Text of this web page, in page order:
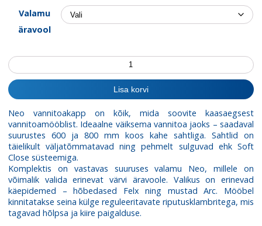
Valamu
äravool
Valamukapp
Neo
800
kogus
Lisa korvi
Neo vannitoakapp on kõik, mida soovite kaasaegsest
vannitoamööblist. Ideaalne väiksema vannitoa jaoks – saadaval
suurustes 600 ja 800 mm koos kahe sahtliga. Sahtlid on
täielikult väljatõmmatavad ning pehmelt sulguvad ehk Soft
Close süsteemiga.
Komplektis on vastavas suuruses valamu Neo, millele on
võimalik valida erinevat värvi äravoole. Valikus on erinevad
käepidemed – hõbedased Felx ning mustad Arc. Mööbel
kinnitatakse seina külge reguleeritavate riputusklambritega, mis
tagavad hõlpsa ja kiire paigalduse.